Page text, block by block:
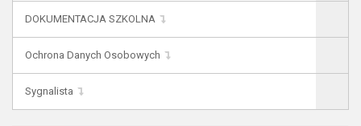
DOKUMENTACJA SZKOLNA
Ochrona Danych Osobowych
Sygnalista